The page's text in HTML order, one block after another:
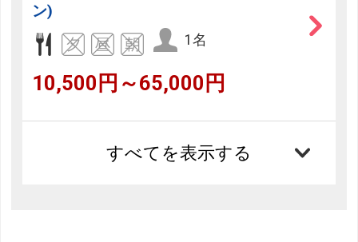
ン)
1名
10,500円～65,000円
すべてを表示する